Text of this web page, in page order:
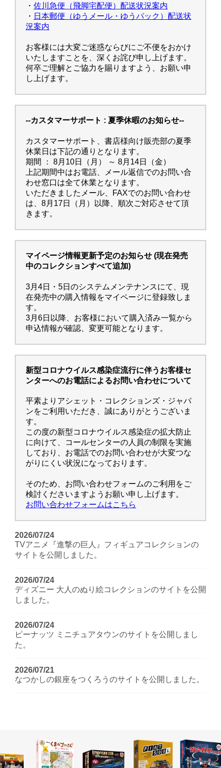
・ 佐川急便（飛脚宅配便）配送状況案内
・ 日本郵便（ゆうメール・ゆうパック）配送状
況案内
お客様には大変ご迷惑ならびにご不便をおかけ
いたしますことを、深くお詫び申し上げます。
何卒ご理解とご協力を賜りますよう、お願い申
し上げます。
--カスタマーサポート : 夏季休暇のお知らせ--
カスタマーサポート、書店様向け販売部の夏季
休業日は下記の通りとなります。
期間 ： 8月10日（月） ～ 8月14日（金）
上記期間中はお電話、メール返信でのお問い合
わせ窓口は全て休業となります。
いただきましたメール、FAXでのお問い合わせ
は、8月17日（月）以降、順次ご対応させて頂
きます。
マイページ情報更新予定のお知らせ (現在発売
中のコレクションすべて追加)
3月4日・5日のシステムメンテナンスにて、現
在発売中の購入情報をマイページに登録致しま
す。
3月6日以降、お客様において購入済み一覧から
申込情報が確認、変更可能となります。
新型コロナウイルス感染症流行に伴うお客様セ
ンターへのお電話によるお問い合わせについて
平素よりアシェット・コレクションズ・ジャパ
ンをご利用いただき、誠にありがとうございま
す。
この度の新型コロナウイルス感染症の拡大防止
に向けて、コールセンターの人員の制限を実施
しており、 お電話でのお問い合わせが大変つな
がりにくい状況になっております。
そのため、お問い合わせフォームのご利用をご
検討くださいますようお願い申し上げます。
お問い合わせフォームはこちら
2026/07/24
TVアニメ『進撃の巨人』フィギュアコレクションの
サイトを公開しました。
2026/07/24
ディズニー 大人のぬり絵コレクションのサイトを公開
しました。
2026/07/24
ピーナッツ ミニチュアタウンのサイトを公開しまし
た。
2026/07/21
なつかしの銀座をつくろうのサイトを公開しました。